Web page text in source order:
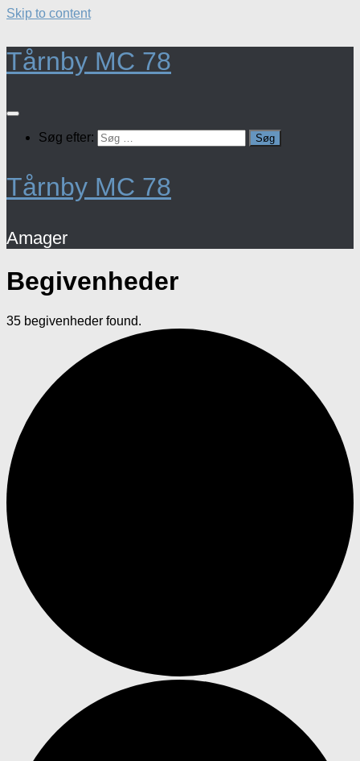
Skip to content
Tårnby MC 78
Søg efter:
Tårnby MC 78
Amager
Begivenheder
35 begivenheder found.